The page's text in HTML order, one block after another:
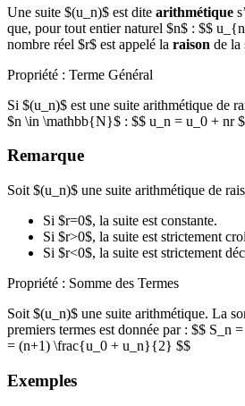
Une suite $(u_n)$ est dite arithmétique
que, pour tout entier naturel $n$ : $$
nombre réel $r$ est appelé la raison de la
Propriété : Terme Général
Si $(u_n)$ est une suite arithmétique de
$n \in \mathbb{N}$ : $$ u_n = u_0 + nr
Remarque
Soit $(u_n)$ une suite arithmétique de
Si $r=0$, la suite est constante.
Si $r>0$, la suite est strictement
Si $r<0$, la suite est strictement
Propriété : Somme des Termes
Soit $(u_n)$ une suite arithmétique. La
premiers termes est donnée par : $$ S_n
= (n+1) \frac{u_0 + u_n}{2} $$
Exemples